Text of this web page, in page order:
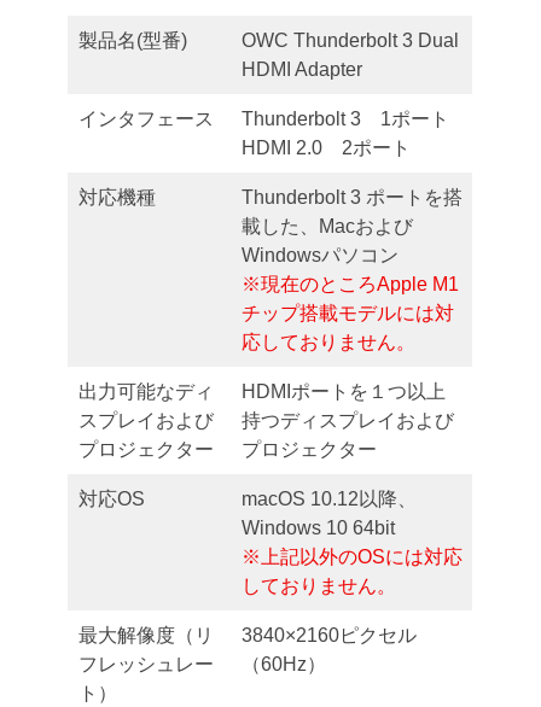
製品名(型番)
OWC Thunderbolt 3 Dual
HDMI Adapter
インタフェース
Thunderbolt 3 1ポート
HDMI 2.0 2ポート
対応機種
Thunderbolt 3 ポートを搭
載した、Macおよび
Windowsパソコン
※現在のところApple M1
チップ搭載モデルには対
応しておりません。
出力可能なディ
スプレイおよび
プロジェクター
HDMIポートを１つ以上
持つディスプレイおよび
プロジェクター
対応OS
macOS 10.12以降、
Windows 10 64bit
※上記以外のOSには対応
しておりません。
最大解像度（リ
フレッシュレー
ト）
3840×2160ピクセル
（60Hz）